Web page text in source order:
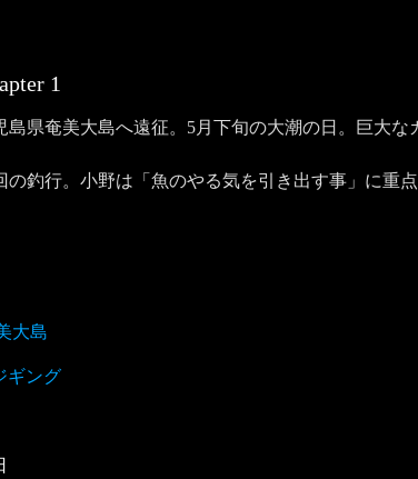
1
県奄美大島へ遠征。5月下旬の大潮の日。巨大
釣行。小野は「魚のやる気を引き出す事」に重
大島
ギング